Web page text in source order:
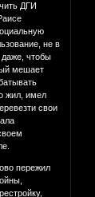
ДГИ
не в
даже, чтобы
мешает
жил, имел
свои
пережил